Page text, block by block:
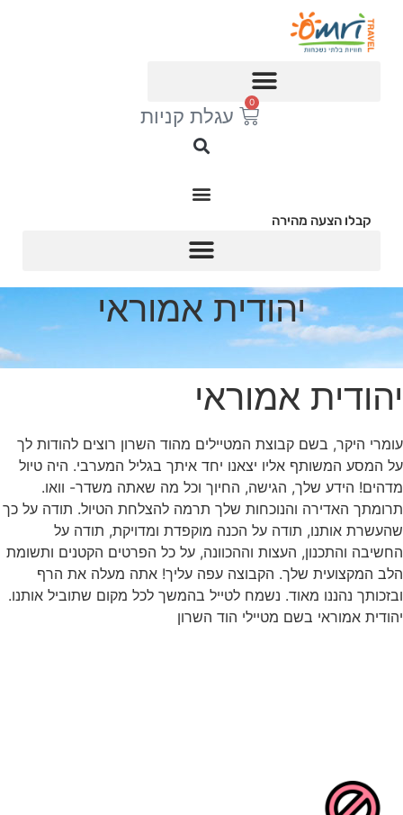
לתוכן
0
עגלת קניות
קבלו הצעה מהירה
יהודית אמוראי
יהודית אמוראי
עומרי היקר, בשם קבוצת המטיילים מהוד השרון רוצים להודות לך
על המסע המשותף אליו יצאנו יחד איתך בגליל המערבי. היה טיול
מדהים! הידע שלך, הגישה, החיוך וכל מה שאתה משדר- וואו.
תרומתך האדירה והנוכחות שלך תרמה להצלחת הטיול. תודה על כך
שהעשרת אותנו, תודה על הכנה מוקפדת ומדויקת, תודה על
החשיבה והתכנון, העצות וההכוונה, על כל הפרטים הקטנים ותשומת
הלב המקצועית שלך. הקבוצה עפה עליך! אתה מעלה את הרף
ובזכותך נהננו מאוד. נשמח לטייל בהמשך לכל מקום שתוביל אותנו.
יהודית אמוראי בשם מטיילי הוד השרון